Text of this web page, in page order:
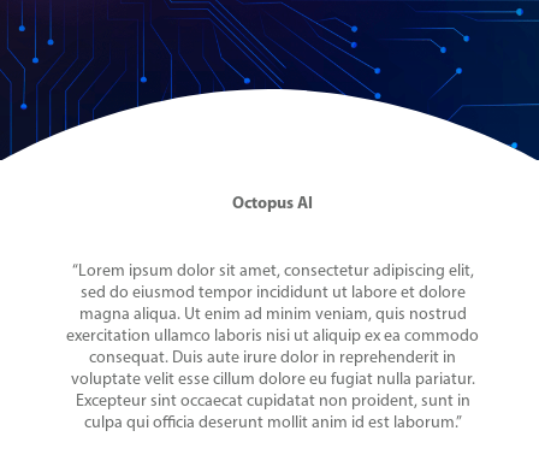
Octopus AI
“Lorem ipsum dolor sit amet, consectetur adipiscing elit,
sed do eiusmod tempor incididunt ut labore et dolore
magna aliqua. Ut enim ad minim veniam, quis nostrud
exercitation ullamco laboris nisi ut aliquip ex ea commodo
consequat. Duis aute irure dolor in reprehenderit in
voluptate velit esse cillum dolore eu fugiat nulla pariatur.
Excepteur sint occaecat cupidatat non proident, sunt in
culpa qui officia deserunt mollit anim id est laborum.”